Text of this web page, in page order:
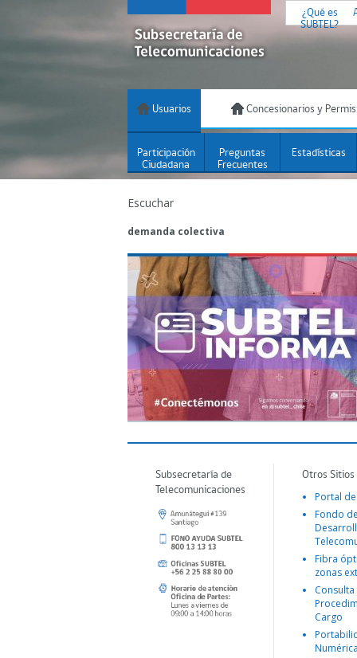
¿Qué es
SUBTEL?
Usuarios Concesionarios y
Participación
Ciudadana
Preguntas
Frecuentes
Estadísticas
Escuchar
demanda colectiva
Subsecretaría de
Telecomunicaciones
Otros
Portal
Fondo
Fibra
zonas
Consulta
Cargo